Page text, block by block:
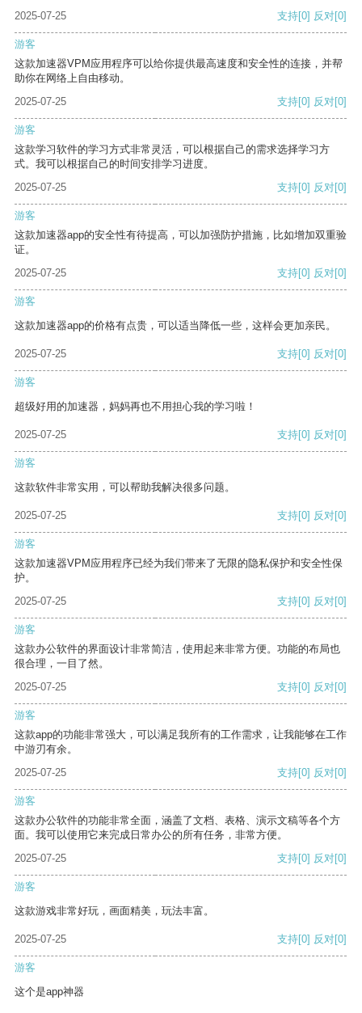
2025-07-25 支持[0] 反对[0]
游客
这款加速器VPM应用程序可以给你提供最高速度和安全性的连接，并帮
助你在网络上自由移动。
2025-07-25
支持[0] 反对[0]
游客
这款学习软件的学习方式非常灵活，可以根据自己的需求选择学习方
式。我可以根据自己的时间安排学习进度。
2025-07-25
支持[0] 反对[0]
游客
这款加速器app的安全性有待提高，可以加强防护措施，比如增加双重验
证。
2025-07-25
支持[0] 反对[0]
游客
这款加速器app的价格有点贵，可以适当降低一些，这样会更加亲民。
2025-07-25 支持[0] 反对[0]
游客
超级好用的加速器，妈妈再也不用担心我的学习啦！
2025-07-25 支持[0] 反对[0]
游客
这款软件非常实用，可以帮助我解决很多问题。
2025-07-25 支持[0] 反对[0]
游客
这款加速器VPM应用程序已经为我们带来了无限的隐私保护和安全性保
护。
2025-07-25
支持[0] 反对[0]
游客
这款办公软件的界面设计非常简洁，使用起来非常方便。功能的布局也
很合理，一目了然。
2025-07-25
支持[0] 反对[0]
游客
这款app的功能非常强大，可以满足我所有的工作需求，让我能够在工作
中游刃有余。
2025-07-25
支持[0] 反对[0]
游客
这款办公软件的功能非常全面，涵盖了文档、表格、演示文稿等各个方
面。我可以使用它来完成日常办公的所有任务，非常方便。
2025-07-25
支持[0] 反对[0]
游客
这款游戏非常好玩，画面精美，玩法丰富。
2025-07-25 支持[0] 反对[0]
游客
这个是app神器